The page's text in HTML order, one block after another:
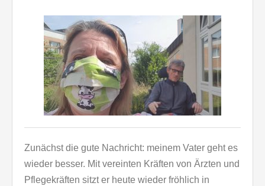
Zunächst die gute Nachricht: meinem Vater geht es
wieder besser. Mit vereinten Kräften von Ärzten und
Pflegekräften sitzt er heute wieder fröhlich in